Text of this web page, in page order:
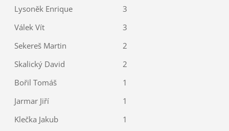
Lysoněk Enrique
3
Válek Vít
3
Sekereš Martin
2
Skalický David
2
Bořil Tomáš
1
Jarmar Jiří
1
Klečka Jakub
1